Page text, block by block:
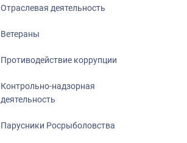
Отраслевая деятельность
Ветераны
Противодействие коррупции
Контрольно-надзорная
деятельность
Парусники Росрыболовства